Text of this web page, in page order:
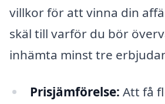
villkor för att vinna din
skäl till varför du bör
inhämta minst tre
Prisjämförelse: Att få